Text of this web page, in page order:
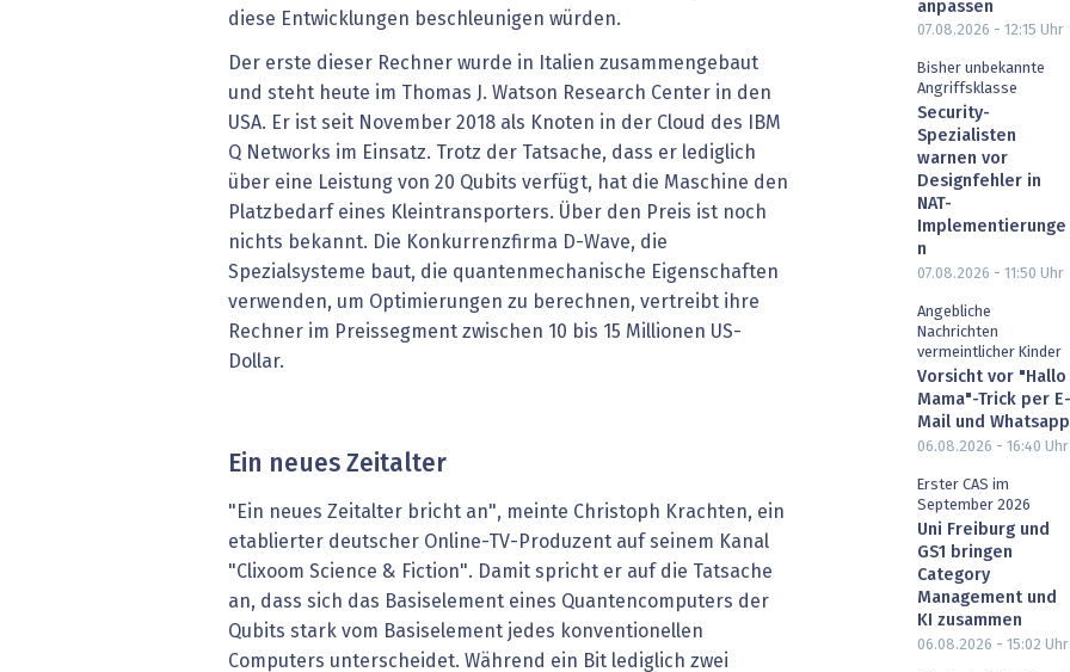
diese Entwicklungen beschleunigen würden.
Der erste dieser Rechner wurde in Italien zusammengebaut
und steht heute im Thomas J. Watson Research Center in den
USA. Er ist seit November 2018 als Knoten in der Cloud des IBM
Q Networks im Einsatz. Trotz der Tatsache, dass er lediglich
über eine Leistung von 20 Qubits verfügt, hat die Maschine den
Platzbedarf eines Kleintransporters. Über den Preis ist noch
nichts bekannt. Die Konkurrenzfirma D-Wave, die
Spezialsysteme baut, die quantenmechanische Eigenschaften
verwenden, um Optimierungen zu berechnen, vertreibt ihre
Rechner im Preissegment zwischen 10 bis 15 Millionen US-
Dollar.
Ein neues Zeitalter
"Ein neues Zeitalter bricht an", meinte Christoph Krachten, ein
etablierter deutscher Online-TV-Produzent auf seinem Kanal
"Clixoom Science & Fiction". Damit spricht er auf die Tatsache
an, dass sich das Basiselement eines Quantencomputers der
Qubits stark vom Basiselement jedes konventionellen
Computers unterscheidet. Während ein Bit lediglich zwei
anpassen
07.08.2026 - 12:15 Uhr
Bisher unbekannte
Angriffsklasse
Security-
Spezialisten
warnen vor
Designfehler in
NAT-
Implementierunge
n
07.08.2026 - 11:50 Uhr
Angebliche
Nachrichten
vermeintlicher Kinder
Vorsicht vor "Hallo
Mama"-Trick per E-
Mail und Whatsapp
06.08.2026 - 16:40 Uhr
Erster CAS im
September 2026
Uni Freiburg und
GS1 bringen
Category
Management und
KI zusammen
06.08.2026 - 15:02 Uhr